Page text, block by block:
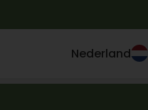
Nederland